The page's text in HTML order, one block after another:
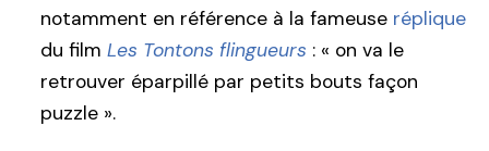
notamment en référence à la fameuse réplique
du film Les Tontons flingueurs : « on va le
retrouver éparpillé par petits bouts façon
puzzle ».